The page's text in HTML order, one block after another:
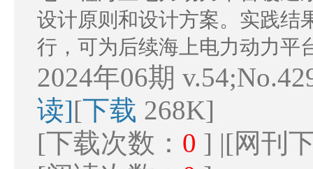
设计原则和设计方案。实践结
行，可为后续海上电力动力平
2024年06期
读][下载 268K]
[下载次数： 0 ] |[网刊